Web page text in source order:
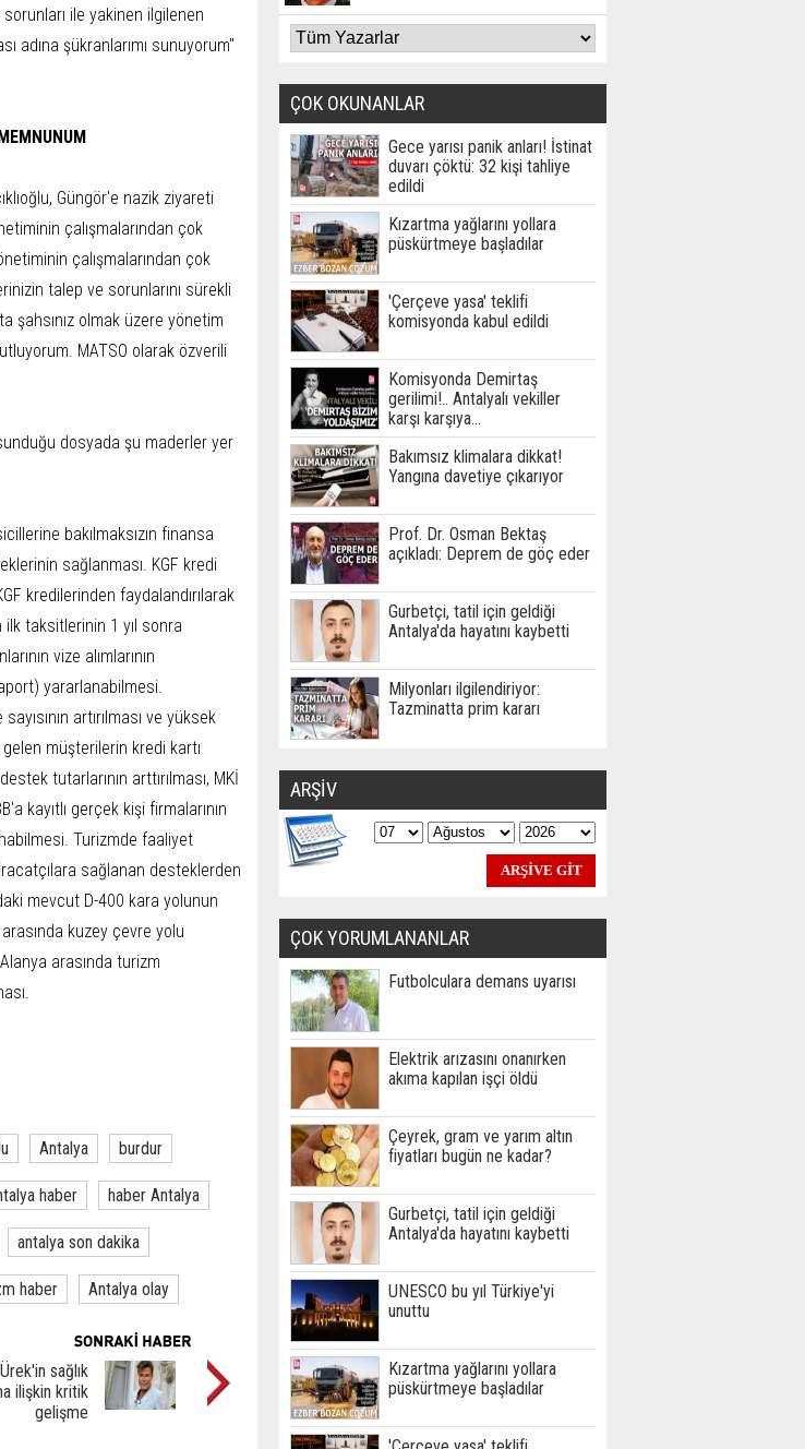
ile yakinen ilgilenen
adına şükranlarımı sunuyorum"
Güngör'e nazik ziyareti
çalışmalarından çok
çalışmalarından çok
talep ve sorunlarını sürekli
şahsınız olmak üzere yönetim
MATSO olarak özverili
sunduğu dosyada şu maderler yer
bakılmaksızın finansa
sağlanması. KGF kredi
kredilerinden faydalandırılarak
ilk taksitlerinin 1 yıl sonra
vize alımlarının
yararlanabilmesi.
artırılması ve yüksek
müşterilerin kredi kartı
tutarlarının arttırılması, MKİ
kayıtlı gerçek kişi firmalarının
Turizmde faaliyet
sağlanan desteklerden
mevcut D-400 kara yolunun
kuzey çevre yolu
arasında turizm
Antalya burdur
haber haber Antalya
antalya son dakika
haber Antalya olay
sağlık
ilişkin kritik
gelişme
ÇOK OKUNANLAR
Gece yarısı panik anları! İstinat
duvarı çöktü: 32 kişi tahliye
edildi
Kızartma yağlarını yollara
püskürtmeye başladılar
'Çerçeve yasa' teklifi
komisyonda kabul edildi
Komisyonda Demirtaş
gerilimi!.. Antalyalı vekiller
karşı karşıya…
Bakımsız klimalara dikkat!
Yangına davetiye çıkarıyor
Prof. Dr. Osman Bektaş
açıkladı: Deprem de göç eder
Gurbetçi, tatil için geldiği
Antalya'da hayatını kaybetti
Milyonları ilgilendiriyor:
Tazminatta prim kararı
ARŞİV
ÇOK YORUMLANANLAR
Futbolculara demans uyarısı
Elektrik arızasını onanırken
akıma kapılan işçi öldü
Çeyrek, gram ve yarım altın
fiyatları bugün ne kadar?
Gurbetçi, tatil için geldiği
Antalya'da hayatını kaybetti
UNESCO bu yıl Türkiye'yi
unuttu
Kızartma yağlarını yollara
püskürtmeye başladılar